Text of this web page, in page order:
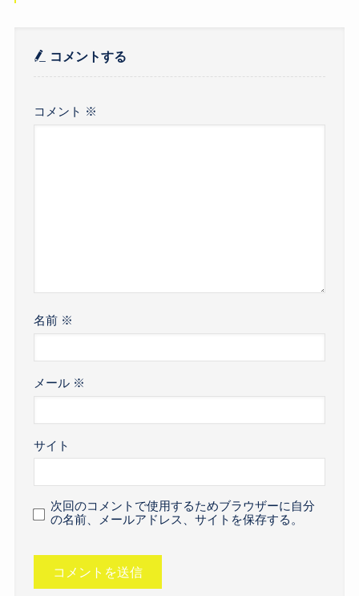
コメントする
コメント ※
名前 ※
メール ※
サイト
次回のコメントで使用するためブラウザーに自分
の名前、メールアドレス、サイトを保存する。